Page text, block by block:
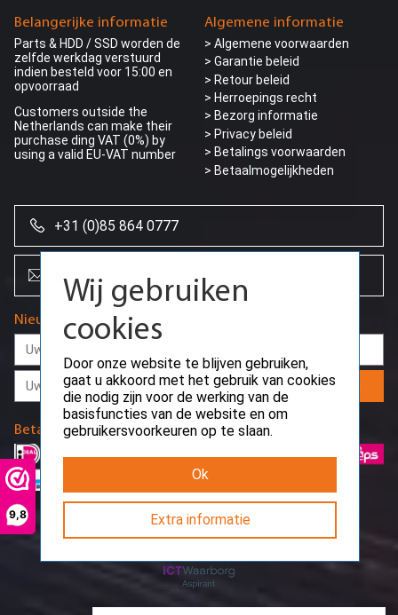
9,8
Belangerijke informatie
Parts & HDD / SSD worden de
zelfde werkdag verstuurd
indien besteld voor 15:00 en
opvoorraad
Customers outside the
Netherlands can make their
purchase ding VAT (0%) by
using a valid EU-VAT number
Algemene informatie
> Algemene voorwaarden
> Garantie beleid
> Retour beleid
> Herroepings recht
> Bezorg informatie
> Privacy beleid
> Betalings voorwaarden
> Betaalmogelijkheden
+31 (0)85 864 0777
info@creoserver.com
Nieuwsbrief
Aanmelden
Betaalmethodes
Wij gebruiken
cookies
Door onze website te blijven gebruiken,
gaat u akkoord met het gebruik van cookies
die nodig zijn voor de werking van de
basisfuncties van de website en om
gebruikersvoorkeuren op te slaan.
Ok
Extra informatie